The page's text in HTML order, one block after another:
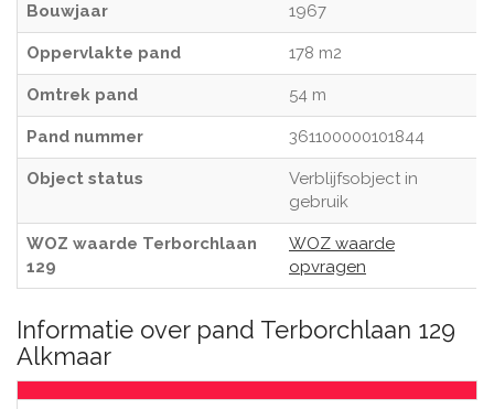
Bouwjaar 1967
Oppervlakte pand 178 m2
Omtrek pand 54 m
Pand nummer 361100000101844
Object status
Verblijfsobject in
gebruik
WOZ waarde Terborchlaan
129
WOZ waarde
opvragen
Informatie over pand Terborchlaan 129
Alkmaar